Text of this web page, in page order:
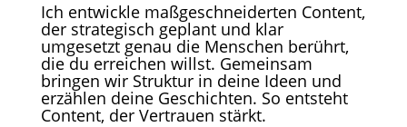
Ich entwickle maßgeschneiderten Content,
der strategisch geplant und klar
umgesetzt genau die Menschen berührt,
die du erreichen willst. Gemeinsam
bringen wir Struktur in deine Ideen und
erzählen deine Geschichten. So entsteht
Content, der Vertrauen stärkt.